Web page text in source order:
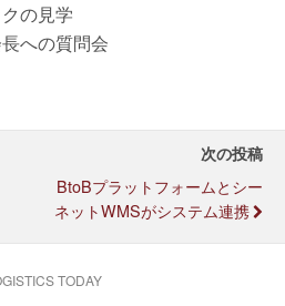
の見学
への質問会
次の投稿
BtoBプラットフォームとシー
ネットWMSがシステム連携
TODAY